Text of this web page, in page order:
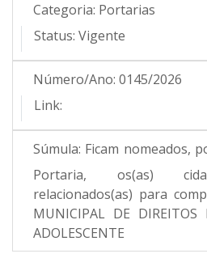
Categoria: Portarias
Status: Vigente
Número/Ano: 0145/2026
Link:
Súmula: Ficam nomeados,
Portaria, os(as)
relacionados(as) para
MUNICIPAL DE
ADOLESCENTE